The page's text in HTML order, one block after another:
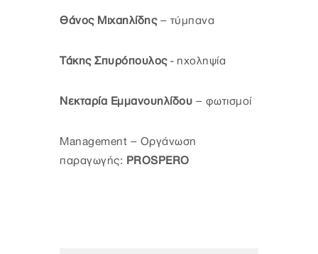
Θάνος Μιχαηλίδης– τύμπανα
Τάκης Σπυρόπουλος - ηχοληψία
Νεκταρία Εμμανουηλίδου – φωτισμοί
Management – Οργάνωση
παραγωγής: PROSPERO